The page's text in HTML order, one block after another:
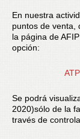
En nuestra
puntos de venta,
la página de
opción:
Se podrá
2020)sólo de la
través de